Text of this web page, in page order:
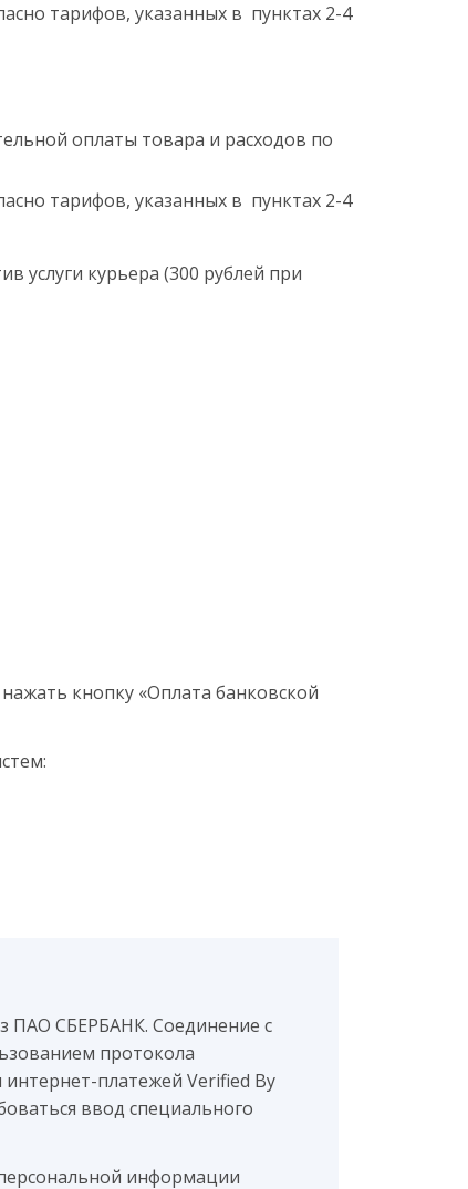
тарифов, указанных в пунктах 2-4
оплаты товара и расходов по
тарифов, указанных в пунктах 2-4
услуги курьера (300 рублей при
кнопку «Оплата банковской
ПАО СБЕРБАНК. Соединение с
протокола
платежей Verified By
ввод специального
информации